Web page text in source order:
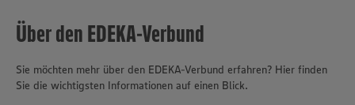
Über den EDEKA-Verbund
Sie möchten mehr über den EDEKA-Verbund erfahren? Hier finden
Sie die wichtigsten Informationen auf einen Blick.